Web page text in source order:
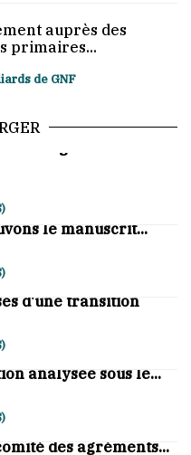
auprès des
primaires...
de GNF
le manuscrit...
d'une transition
analysée sous le...
des agréments...